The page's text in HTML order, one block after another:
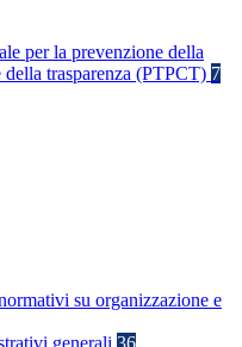
per la prevenzione della
della trasparenza (PTPCT) 7
su organizzazione e